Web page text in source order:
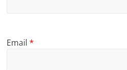
Email*